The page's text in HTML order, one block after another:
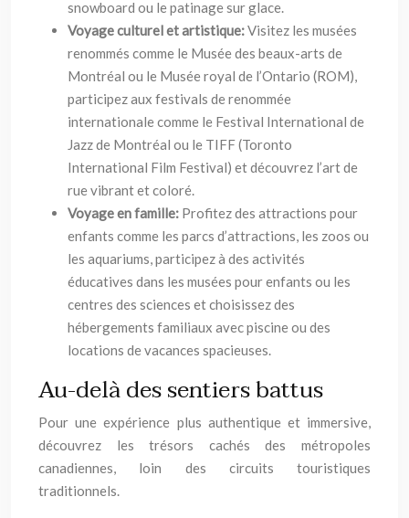
snowboard ou le patinage sur glace.
Voyage culturel et artistique:Visitez les musées
renommés comme le Musée des beaux-arts de
Montréal ou le Musée royal de l’Ontario (ROM),
participez aux festivals de renommée
internationale comme le Festival International de
Jazz de Montréal ou le TIFF (Toronto
International Film Festival) et découvrez l’art de
rue vibrant et coloré.
Voyage en famille: Profitez des attractions pour
enfants comme les parcs d’attractions, les zoos ou
les aquariums, participez à des activités
éducatives dans les musées pour enfants ou les
centres des sciences et choisissez des
hébergements familiaux avec piscine ou des
locations de vacances spacieuses.
Au-delà des sentiers battus
Pour une expérience plus authentique et immersive,
découvrez les trésors cachés des métropoles
canadiennes, loin des circuits touristiques
traditionnels.